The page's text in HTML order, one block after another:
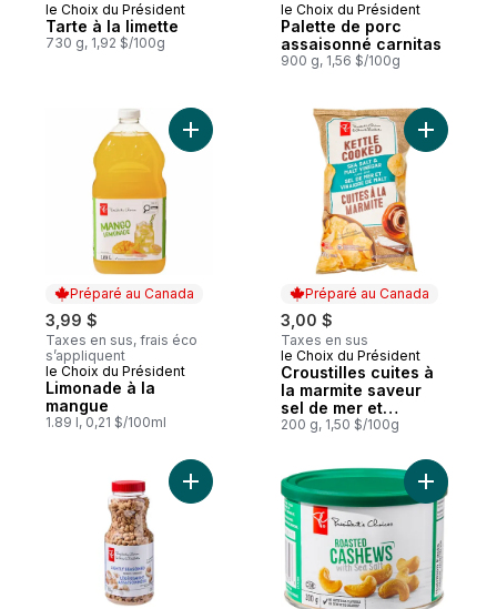
Préparé au Canada
le Choix du Président
Tarte à la limette
730 g, 1,92 $/100g
Préparé au Canada
le Choix du Président
Palette de porc
assaisonné carnitas
900 g, 1,56 $/100g
Préparé au Canada
3,99 $
Taxes en sus, frais éco
s’appliquent
Préparé au Canada
le Choix du Président
Limonade à la
mangue
1.89 l, 0,21 $/100ml
Ajouter Limonade à la mangue au panier
Préparé au Canada
3,00 $
Taxes en sus
Préparé au Canada
le Choix du Président
Croustilles cuites à
la marmite saveur
sel de mer et
vinaigre de malt
200 g, 1,50 $/100g
Ajouter
Ajouter Arachides légèrement Ajouter